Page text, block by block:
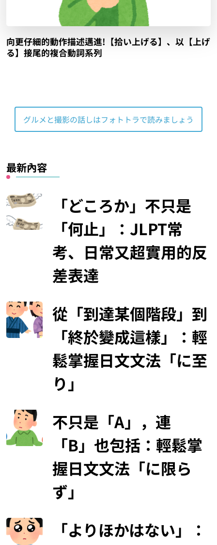
向更仔細的動作描述邁進!【拾い上げる】、以【上げ
る】接尾的複合動詞系列
グルメと撮影の話しはフォトトラで読みましょう
最新內容
「どころか」不只是
「何止」：JLPT常
考、日常又超實用的反
差表達
從「到達某個階段」到
「終於變成這樣」：輕
鬆掌握日文文法「に至
り」
不只是「A」，連
「B」也包括：輕鬆掌
握日文文法「に限ら
ず」
「よりほかはない」：